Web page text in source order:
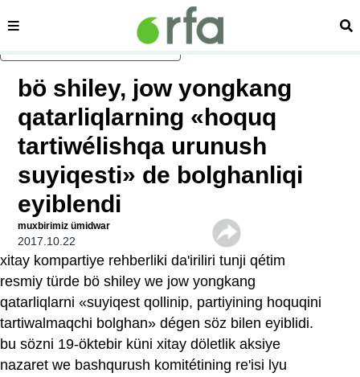
asasliq mezmungha atlang
sehipe
bö shiley, jow yongkang
qatarliqlarning «hoquq
tartiwélishqa urunush
suyiqesti» de bolghanliqi
eyiblendi
muxbirimiz ümidwar
2017.10.22
xitay kompartiye rehberliki da'iriliri tunji qétim
resmiy türde bö shiley we jow yongkang
qatarliqlarni «suyiqest qollinip, partiyining hoquqini
tartiwalmaqchi bolghan» dégen söz bilen eyiblidi.
bu sözni 19-öktebir küni xitay döletlik aksiye
nazaret we bashqurush komitétining re'isi lyu